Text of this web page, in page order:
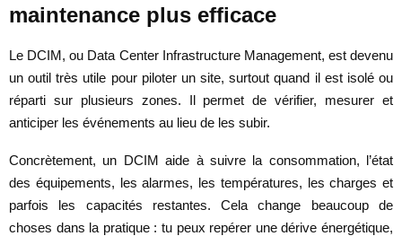
maintenance plus efficace
Le DCIM, ou Data Center Infrastructure Management, est devenu
un outil très utile pour piloter un site, surtout quand il est isolé ou
réparti sur plusieurs zones. Il permet de vérifier, mesurer et
anticiper les événements au lieu de les subir.
Concrètement, un DCIM aide à suivre la consommation, l’état
des équipements, les alarmes, les températures, les charges et
parfois les capacités restantes. Cela change beaucoup de
choses dans la pratique : tu peux repérer une dérive énergétique,